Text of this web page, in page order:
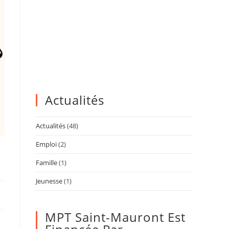
Actualités
Actualités(48)
Emploi(2)
Famille(1)
Jeunesse(1)
MPT Saint-Mauront Est